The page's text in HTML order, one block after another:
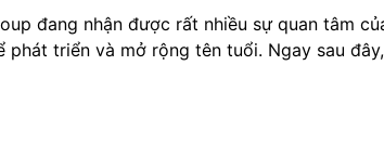
đang nhận được rất nhiều sự quan tâm
triển và mở rộng tên tuổi. Ngay sau